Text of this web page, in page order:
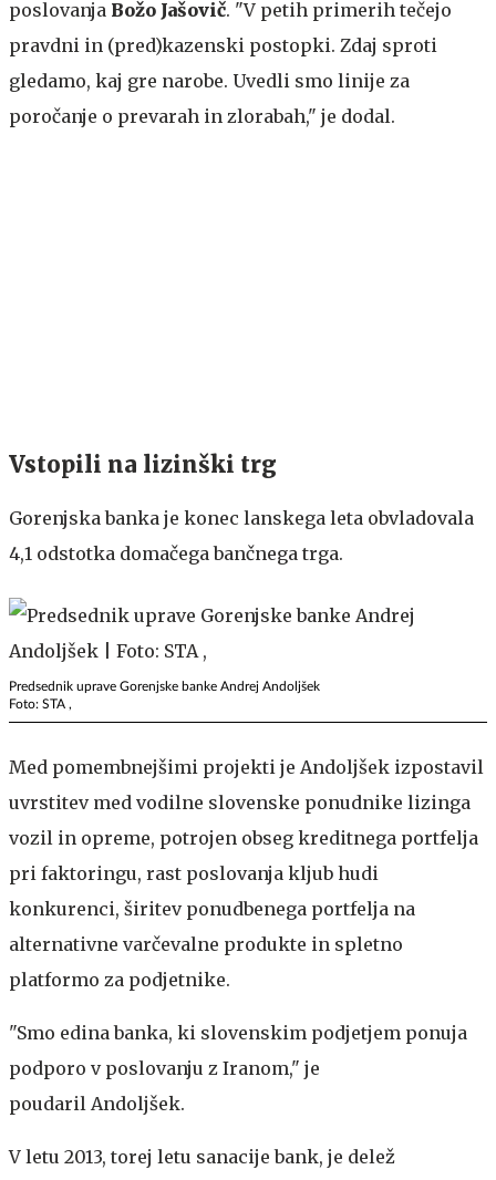
poslovanja Božo Jašovič. "V petih primerih tečejo
pravdni in (pred)kazenski postopki. Zdaj sproti
gledamo, kaj gre narobe. Uvedli smo linije za
poročanje o prevarah in zlorabah," je dodal.
Vstopili na lizinški trg
Gorenjska banka je konec lanskega leta obvladovala
4,1 odstotka domačega bančnega trga.
Predsednik uprave Gorenjske banke Andrej Andoljšek
Foto: STA ,
Med pomembnejšimi projekti je Andoljšek izpostavil
uvrstitev med vodilne slovenske ponudnike lizinga
vozil in opreme, potrojen obseg kreditnega portfelja
pri faktoringu, rast poslovanja kljub hudi
konkurenci, širitev ponudbenega portfelja na
alternativne varčevalne produkte in spletno
platformo za podjetnike.
"Smo edina banka, ki slovenskim podjetjem ponuja
podporo v poslovanju z Iranom," je
poudaril Andoljšek.
V letu 2013, torej letu sanacije bank, je delež